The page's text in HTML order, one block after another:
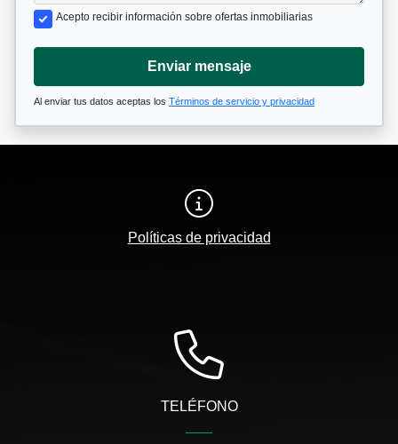
Acepto recibir información sobre ofertas inmobiliarias
Enviar mensaje
Al enviar tus datos aceptas los Términos de servicio y privacidad
Políticas de privacidad
TELÉFONO